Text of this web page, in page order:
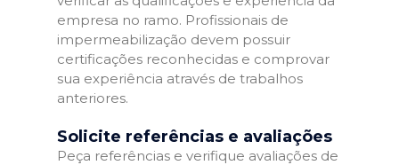
empresa no ramo. Profissionais de
impermeabilização devem possuir
certificações reconhecidas e comprovar
sua experiência através de trabalhos
anteriores.
Solicite referências e avaliações
Peça referências e verifique avaliações de